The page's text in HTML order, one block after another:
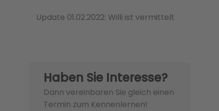
Update 01.02.2022: Willi ist vermittelt
Haben Sie Interesse?
Dann vereinbaren Sie gleich einen
Termin zum Kennenlernen!